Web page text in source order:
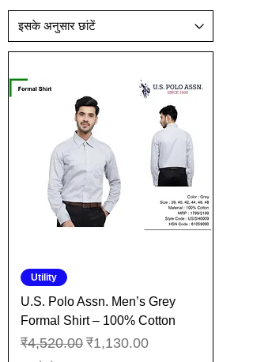
Utility
U.S. Polo Assn. Men’s Grey
Formal Shirt – 100% Cotton
नियमित मूल्य
₹4,520.00 बिक्री मूल्य
₹1,130.00